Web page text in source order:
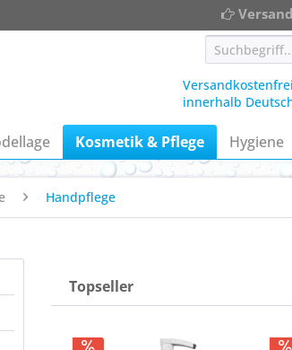
innerhalb
Kosmetik & Pflege Hygiene
Handpflege
Topseller